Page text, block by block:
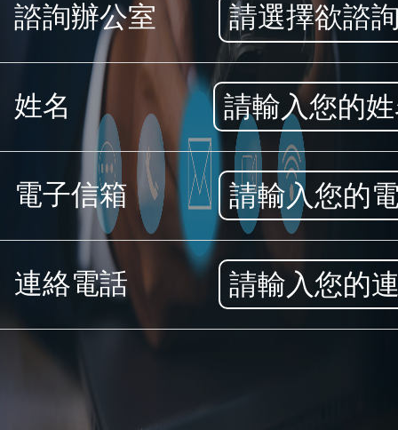
諮詢辦公室
姓名
電子信箱
連絡電話